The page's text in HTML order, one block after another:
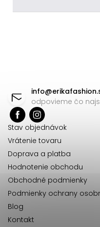
info@
odpovieme čo
Stav objednávok
Vrátenie tovaru
Doprava a platba
Hodnotenie obchodu
Obchodné podmienky
Podmienky ochrany
Blog
Kontakt